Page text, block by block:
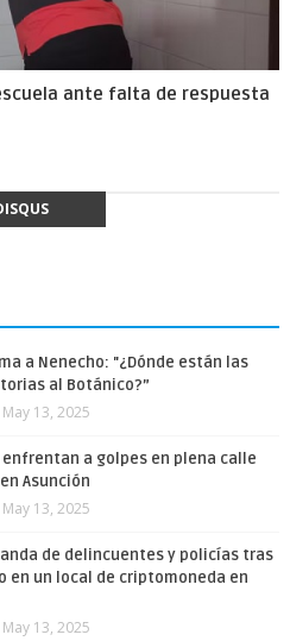
ante falta de respuesta
a Nenecho: "¿Dónde están las
al Botánico?”
May 13, 2025
a golpes en plena calle
Asunción
May 13, 2025
de delincuentes y policías tras
en un local de criptomoneda en
May 13, 2025